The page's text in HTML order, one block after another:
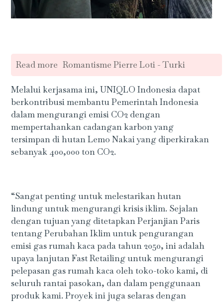
Read more Romantisme Pierre Loti - Turki
Melalui kerjasama ini, UNIQLO Indonesia dapat
berkontribusi membantu Pemerintah Indonesia
dalam mengurangi emisi CO2 dengan
mempertahankan cadangan karbon yang
tersimpan di hutan Lemo Nakai yang diperkirakan
sebanyak 400,000 ton CO2.
“Sangat penting untuk melestarikan hutan
lindung untuk mengurangi krisis iklim. Sejalan
dengan tujuan yang ditetapkan Perjanjian Paris
tentang Perubahan Iklim untuk pengurangan
emisi gas rumah kaca pada tahun 2050, ini adalah
upaya lanjutan Fast Retailing untuk mengurangi
pelepasan gas rumah kaca oleh toko-toko kami, di
seluruh rantai pasokan, dan dalam penggunaan
produk kami. Proyek ini juga selaras dengan